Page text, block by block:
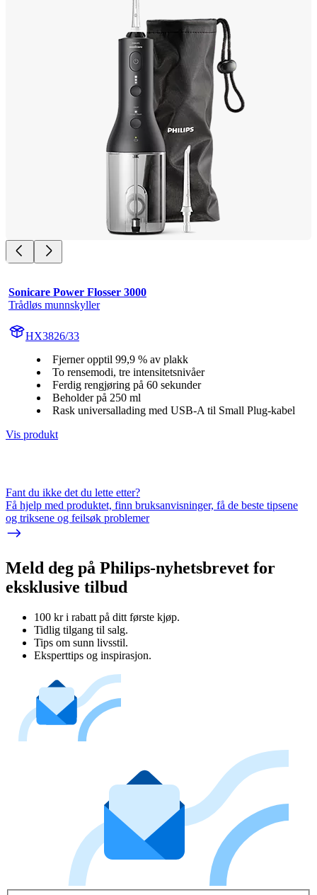
Sonicare Power Flosser 3000
Trådløs munnskyller
HX3826/33
Fjerner opptil 99,9 % av plakk
To rensemodi, tre intensitetsnivåer
Ferdig rengjøring på 60 sekunder
Beholder på 250 ml
Rask universallading med USB-A til Small Plug-kabel
Vis produkt
Fant du ikke det du lette etter?
Få hjelp med produktet, finn bruksanvisninger, få de beste tipsene
og triksene og feilsøk problemer
Meld deg på Philips-nyhetsbrevet for
eksklusive tilbud
100 kr i rabatt på ditt første kjøp.
Tidlig tilgang til salg.
Tips om sunn livsstil.
Eksperttips og inspirasjon.